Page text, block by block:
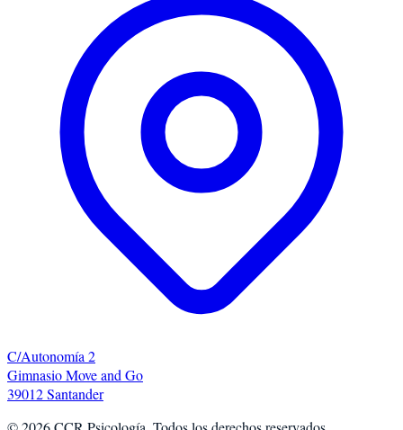
C/Autonomía 2
Gimnasio Move and Go
39012 Santander